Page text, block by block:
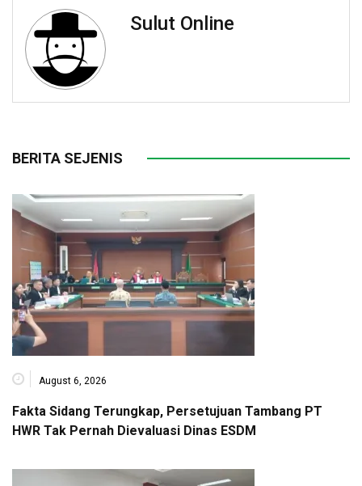
Sulut Online
BERITA SEJENIS
August 6, 2026
Fakta Sidang Terungkap, Persetujuan Tambang PT
HWR Tak Pernah Dievaluasi Dinas ESDM